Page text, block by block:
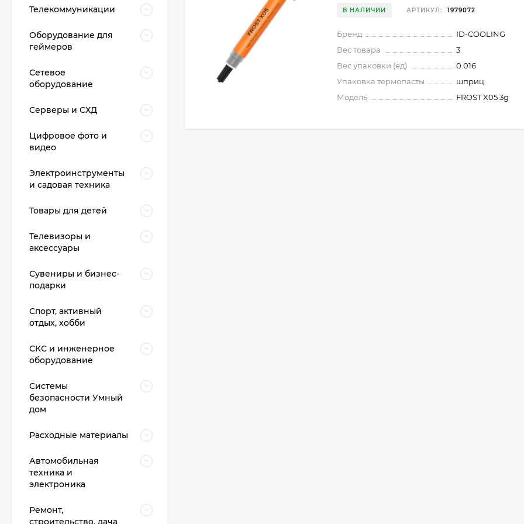
В НАЛИЧИИ АРТИКУЛ: 1979072
Бренд
ID-COOLING
Вес товара
3
Вес упаковки (ед)
0.016
Упаковка термопасты
шприц
Модель
FROST X05 3g
Телекоммуникации
Оборудование для
геймеров
Сетевое
оборудование
Серверы и СХД
Цифровое фото и
видео
Электроинструменты
и садовая техника
Товары для детей
Телевизоры и
аксессуары
Сувениры и бизнес-
подарки
Спорт, активный
отдых, хобби
СКС и инженерное
оборудование
Системы
безопасности Умный
дом
Расходные материалы
Автомобильная
техника и
электроника
Ремонт,
строительство, дача